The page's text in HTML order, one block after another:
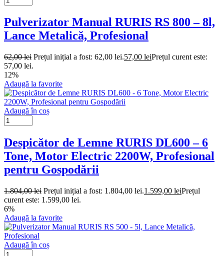
Pulverizator Manual RURIS RS 800 – 8l,
Lance Metalică, Profesional
62,00lei Prețul inițial a fost: 62,00 lei.57,00 leiPrețul curent este:
57,00 lei.
12%
Adaugă la favorite
Adaugă în coș
Despicător de Lemne RURIS DL600 – 6
Tone, Motor Electric 2200W, Profesional
pentru Gospodării
1.804,00lei Prețul inițial a fost: 1.804,00 lei.1.599,00 leiPrețul
curent este: 1.599,00 lei.
6%
Adaugă la favorite
Adaugă în coș